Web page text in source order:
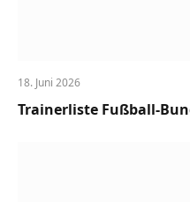
18. Juni 2026
Trainerliste Fußball-